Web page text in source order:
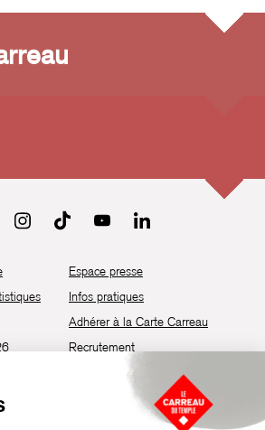
Espace presse
Infos pratiques
Adhérer à la Carte Carreau
Recrutement
Guide d’accessibilité